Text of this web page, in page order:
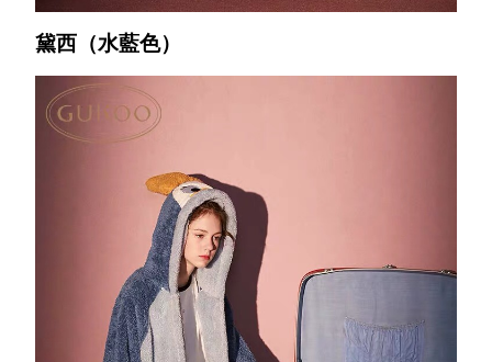
黛西（水藍色）